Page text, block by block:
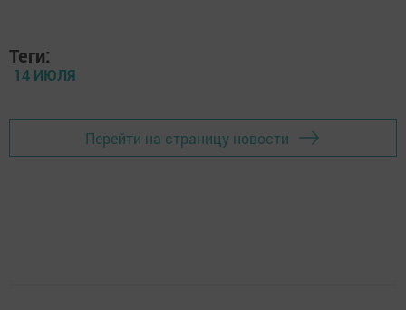
Теги:
14 ИЮЛЯ
Перейти на страницу новости